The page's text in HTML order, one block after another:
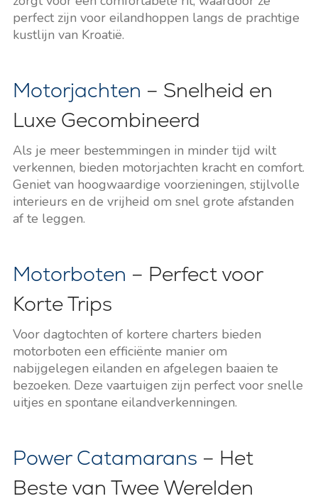
perfect zijn voor eilandhoppen langs de prachtige
kustlijn van Kroatië.
Motorjachten – Snelheid en
Luxe Gecombineerd
Als je meer bestemmingen in minder tijd wilt
verkennen, bieden motorjachten kracht en comfort.
Geniet van hoogwaardige voorzieningen, stijlvolle
interieurs en de vrijheid om snel grote afstanden
af te leggen.
Motorboten – Perfect voor
Korte Trips
Voor dagtochten of kortere charters bieden
motorboten een efficiënte manier om
nabijgelegen eilanden en afgelegen baaien te
bezoeken. Deze vaartuigen zijn perfect voor snelle
uitjes en spontane eilandverkenningen.
Power Catamarans – Het
Beste van Twee Werelden